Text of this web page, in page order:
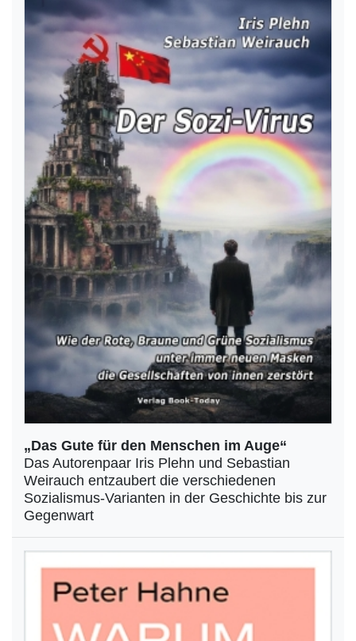
„Das Gute für den Menschen im Auge“
Das Autorenpaar Iris Plehn und Sebastian
Weirauch entzaubert die verschiedenen
Sozialismus-Varianten in der Geschichte bis zur
Gegenwart